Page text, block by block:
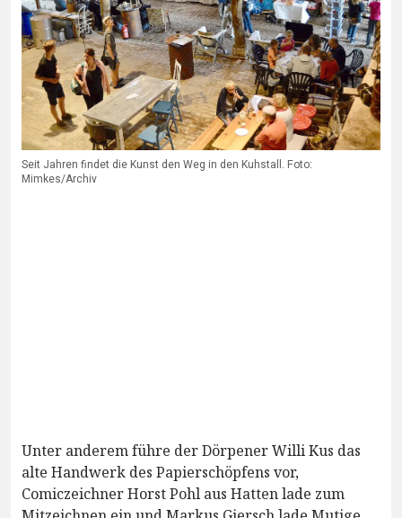
Seit Jahren findet die Kunst den Weg in den Kuhstall. Foto:
Mimkes/Archiv
Unter anderem führe der Dörpener Willi Kus das
alte Handwerk des Papierschöpfens vor,
Comiczeichner Horst Pohl aus Hatten lade zum